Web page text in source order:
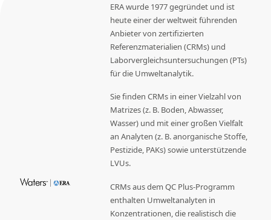
ERA wurde 1977 gegründet und ist
heute einer der weltweit führenden
Anbieter von zertifizierten
Referenzmaterialien (CRMs) und
Laborvergleichsuntersuchungen (PTs)
für die Umweltanalytik.
Sie finden CRMs in einer Vielzahl von
Matrizes (z. B. Boden, Abwasser,
Wasser) und mit einer großen Vielfalt
an Analyten (z. B. anorganische Stoffe,
Pestizide, PAKs) sowie unterstützende
LVUs.
CRMs aus dem QC Plus-Programm
enthalten Umweltanalyten in
Konzentrationen, die realistisch die